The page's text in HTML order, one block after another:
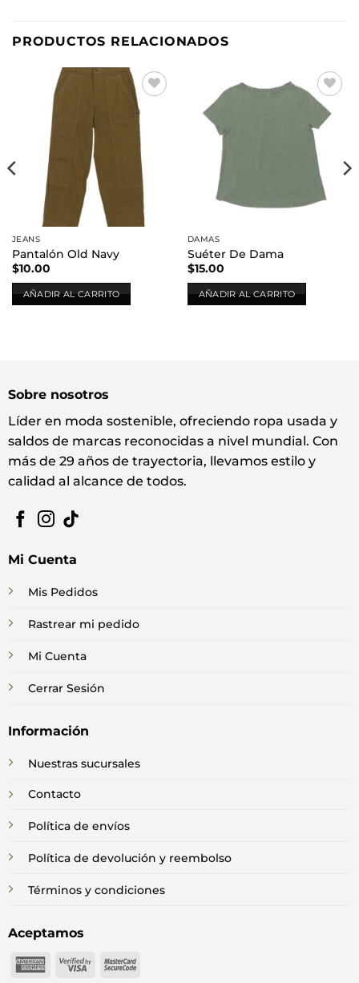
PRODUCTOS RELACIONADOS
Añadir
lista de
deseos
JEANS
Pantalón Old Navy
$10.00
AÑADIR AL CARRITO
Añadir
a la
lista de
deseos
DAMAS
Suéter De Dama
$15.00
AÑADIR AL CARRITO
Sobre nosotros
Líder en moda sostenible, ofreciendo ropa usada y
saldos de marcas reconocidas a nivel mundial. Con
más de 29 años de trayectoria, llevamos estilo y
calidad al alcance de todos.
Mi Cuenta
Mis Pedidos
Rastrear mi pedido
Mi Cuenta
Cerrar Sesión
Información
Nuestras sucursales
Contacto
Política de envíos
Política de devolución y reembolso
Términos y condiciones
Aceptamos
American
Visa
MasterCard